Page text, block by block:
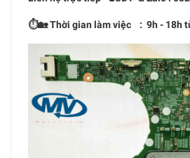
⏱🏡 Thời gian làm việc : 9h - 18h